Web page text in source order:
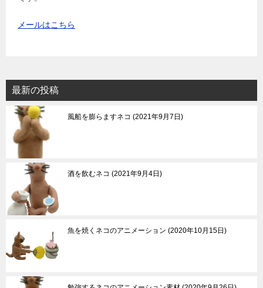
メールはこちら
最新の投稿
風船を膨らますネコ 2021年9月7日
酒を飲むネコ 2021年9月4日
魚を焼くネコのアニメーション 2020年10月15日